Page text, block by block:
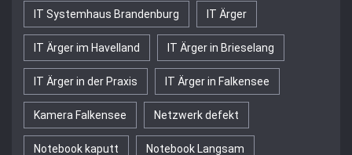
IT Systemhaus Brandenburg IT Ärger
IT Ärger im Havelland IT Ärger in Brieselang
IT Ärger in der Praxis IT Ärger in Falkensee
Kamera Falkensee Netzwerk defekt
Notebook kaputt Notebook Langsam